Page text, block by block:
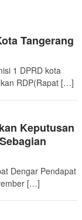
Tangerang
1 DPRD kota
RDP(Rapat […]
Keputusan
Dengar Pendapat
[…]